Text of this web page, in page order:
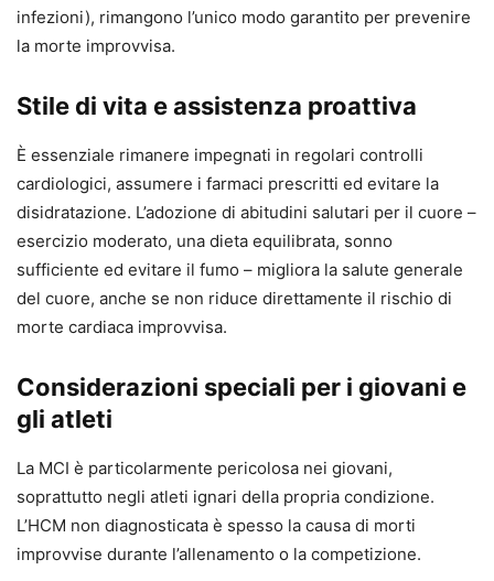
infezioni), rimangono l’unico modo garantito per prevenire
la morte improvvisa.
Stile di vita e assistenza proattiva
È essenziale rimanere impegnati in regolari controlli
cardiologici, assumere i farmaci prescritti ed evitare la
disidratazione. L’adozione di abitudini salutari per il cuore –
esercizio moderato, una dieta equilibrata, sonno
sufficiente ed evitare il fumo – migliora la salute generale
del cuore, anche se non riduce direttamente il rischio di
morte cardiaca improvvisa.
Considerazioni speciali per i giovani e
gli atleti
La MCI è particolarmente pericolosa nei giovani,
soprattutto negli atleti ignari della propria condizione.
L’HCM non diagnosticata è spesso la causa di morti
improvvise durante l’allenamento o la competizione.